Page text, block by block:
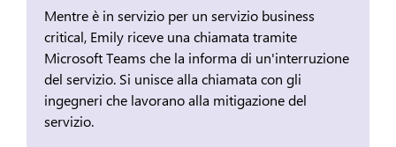
Mentre è in servizio per un servizio business
critical, Emily riceve una chiamata tramite
Microsoft Teams che la informa di un'interruzione
del servizio. Si unisce alla chiamata con gli
ingegneri che lavorano alla mitigazione del
servizio.